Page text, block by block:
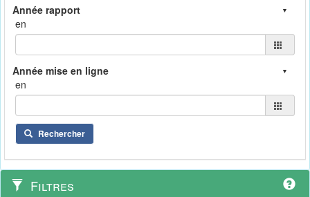
en
en
Rechercher
Filtres